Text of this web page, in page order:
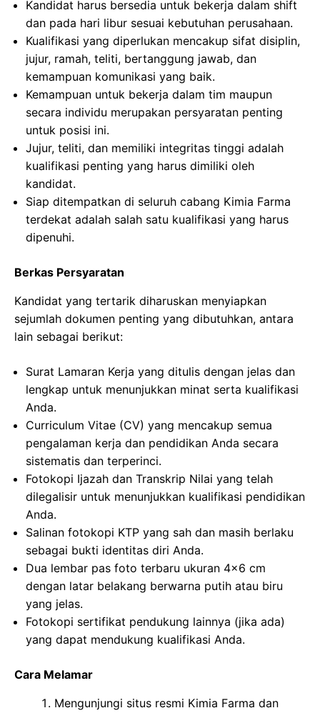
Kandidat harus bersedia untuk bekerja dalam shift
dan pada hari libur sesuai kebutuhan perusahaan.
Kualifikasi yang diperlukan mencakup sifat disiplin,
jujur, ramah, teliti, bertanggung jawab, dan
kemampuan komunikasi yang baik.
Kemampuan untuk bekerja dalam tim maupun
secara individu merupakan persyaratan penting
untuk posisi ini.
Jujur, teliti, dan memiliki integritas tinggi adalah
kualifikasi penting yang harus dimiliki oleh
kandidat.
Siap ditempatkan di seluruh cabang Kimia Farma
terdekat adalah salah satu kualifikasi yang harus
dipenuhi.
Berkas Persyaratan
Kandidat yang tertarik diharuskan menyiapkan
sejumlah dokumen penting yang dibutuhkan, antara
lain sebagai berikut:
Surat Lamaran Kerja yang ditulis dengan jelas dan
lengkap untuk menunjukkan minat serta kualifikasi
Anda.
Curriculum Vitae (CV) yang mencakup semua
pengalaman kerja dan pendidikan Anda secara
sistematis dan terperinci.
Fotokopi Ijazah dan Transkrip Nilai yang telah
dilegalisir untuk menunjukkan kualifikasi pendidikan
Anda.
Salinan fotokopi KTP yang sah dan masih berlaku
sebagai bukti identitas diri Anda.
Dua lembar pas foto terbaru ukuran 4×6 cm
dengan latar belakang berwarna putih atau biru
yang jelas.
Fotokopi sertifikat pendukung lainnya (jika ada)
yang dapat mendukung kualifikasi Anda.
Cara Melamar
Mengunjungi situs resmi Kimia Farma dan